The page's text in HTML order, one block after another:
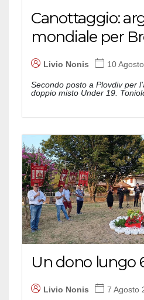
Canottaggio:
mondiale per
Livio Nonis 10
Secondo posto a Plovdiv per
doppio misto Under 19.
Un dono lungo
Livio Nonis 7 Agosto